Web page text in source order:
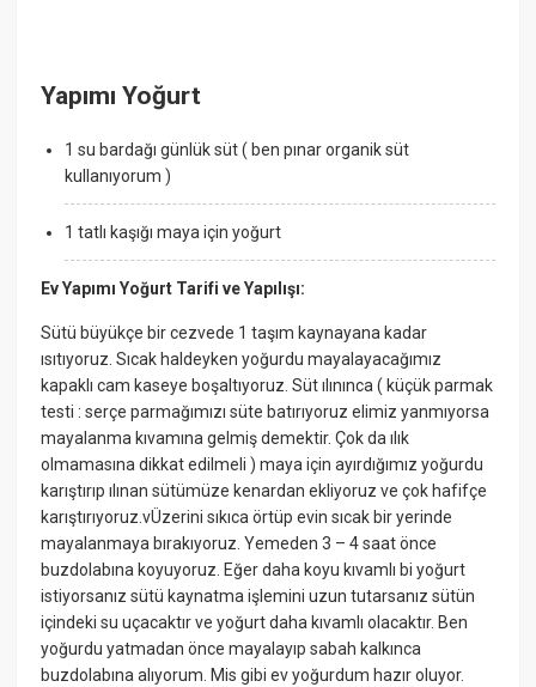
Yapımı Yoğurt
1 su bardağı günlük süt ( ben pınar organik süt
kullanıyorum )
1 tatlı kaşığı maya için yoğurt
Ev Yapımı Yoğurt Tarifi ve Yapılışı:
Sütü büyükçe bir cezvede 1 taşım kaynayana kadar
ısıtıyoruz. Sıcak haldeyken yoğurdu mayalayacağımız
kapaklı cam kaseye boşaltıyoruz. Süt ılınınca ( küçük parmak
testi : serçe parmağımızı süte batırıyoruz elimiz yanmıyorsa
mayalanma kıvamına gelmiş demektir. Çok da ılık
olmamasına dikkat edilmeli ) maya için ayırdığımız yoğurdu
karıştırıp ılınan sütümüze kenardan ekliyoruz ve çok hafifçe
karıştırıyoruz.vÜzerini sıkıca örtüp evin sıcak bir yerinde
mayalanmaya bırakıyoruz. Yemeden 3 – 4 saat önce
buzdolabına koyuyoruz. Eğer daha koyu kıvamlı bi yoğurt
istiyorsanız sütü kaynatma işlemini uzun tutarsanız sütün
içindeki su uçacaktır ve yoğurt daha kıvamlı olacaktır. Ben
yoğurdu yatmadan önce mayalayıp sabah kalkınca
buzdolabına alıyorum. Mis gibi ev yoğurdum hazır oluyor.